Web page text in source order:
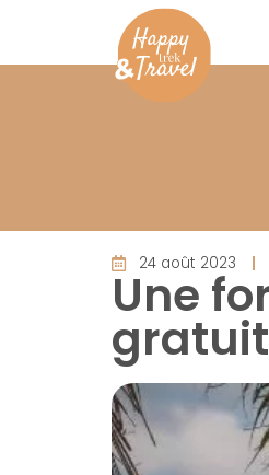
24 août 2023
Une